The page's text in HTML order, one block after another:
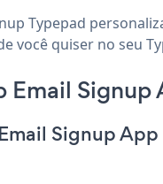
Typepad
você quiser no seu
Signup
Signup App